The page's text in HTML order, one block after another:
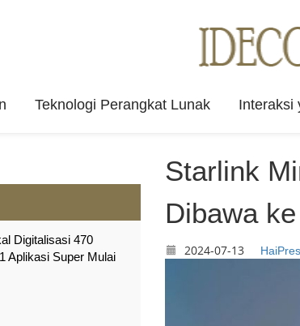
Teknologi Perangkat Lunak Interaksi
Digitalisasi 470
Aplikasi Super Mulai
Starlink
Dibawa
2024-07-13